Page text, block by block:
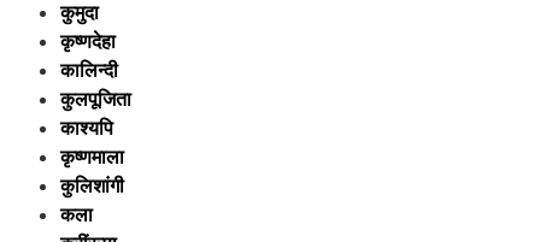
कुमुदा
कृष्णदेहा
कालिन्दी
कुलपूजिता
काश्यपि
कृष्णमाला
कुलिशांगी
कला